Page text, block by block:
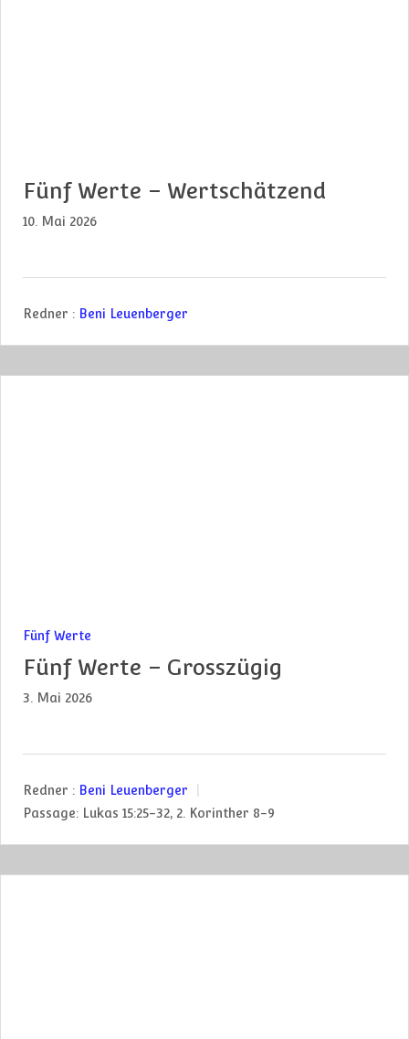
Fünf Werte – Wertschätzend
10. Mai 2026
Redner : Beni Leuenberger
Fünf Werte
Fünf Werte – Grosszügig
3. Mai 2026
Redner : Beni Leuenberger
Passage: Lukas 15:25-32, 2. Korinther 8-9